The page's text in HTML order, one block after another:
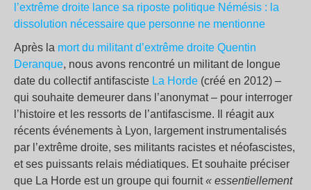
l’extrême droite lance sa riposte politique Némésis : la
dissolution nécessaire que personne ne mentionne
Après la mort du militant d’extrême droite Quentin
Deranque, nous avons rencontré un militant de longue
date du collectif antifasciste La Horde (créé en 2012) –
qui souhaite demeurer dans l’anonymat – pour interroger
l’histoire et les ressorts de l’antifascisme. Il réagit aux
récents événements à Lyon, largement instrumentalisés
par l’extrême droite, ses militants racistes et néofascistes,
et ses puissants relais médiatiques. Et souhaite préciser
que La Horde est un groupe qui fournit« essentiellement